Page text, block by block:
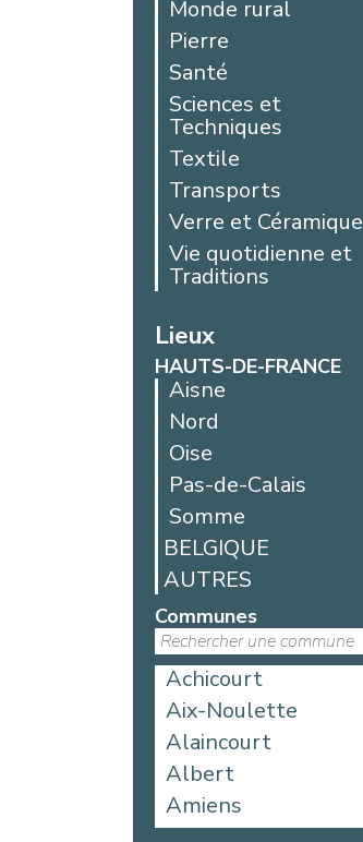
Monde rural
Pierre
Santé
Sciences et
Techniques
Textile
Transports
Verre et Céramique
Vie quotidienne et
Traditions
Lieux
HAUTS-DE-FRANCE
Aisne
Nord
Oise
Pas-de-Calais
Somme
BELGIQUE
AUTRES
Communes
Achicourt
Aix-Noulette
Alaincourt
Albert
Amiens